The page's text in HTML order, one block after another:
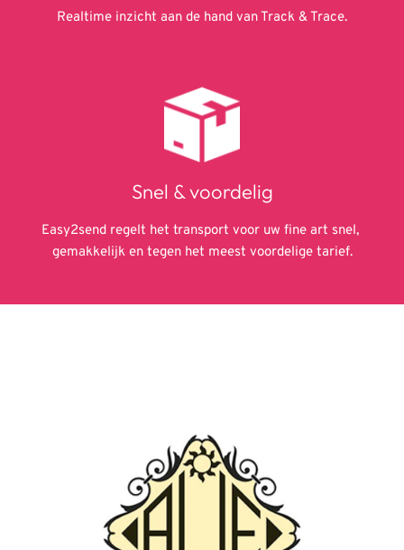
Realtime inzicht aan de hand van Track & Trace.
Snel & voordelig
Easy2send regelt het transport voor uw fine art snel,
gemakkelijk en tegen het meest voordelige tarief.